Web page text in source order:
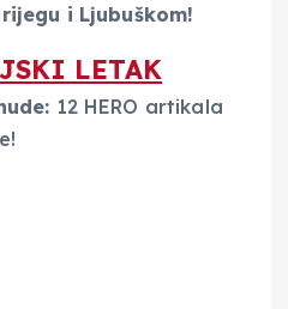
i Ljubuškom!
LETAK
12 HERO artikala